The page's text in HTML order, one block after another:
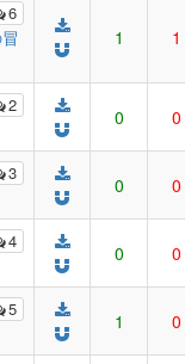
6
1 1
2
0 0
3
0 0
4
0 0
5
1 0